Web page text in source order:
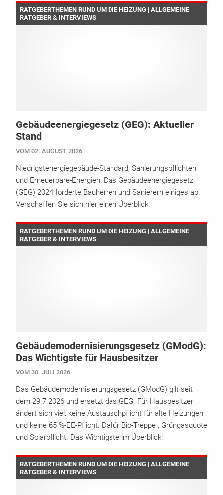
RATGEBERTHEMEN RUND UM DIE HEIZUNG | ALLGEMEINE
RATGEBER & INTERVIEWS
Gebäudeenergiegesetz (GEG): Aktueller
Stand
VOM 02. AUGUST 2026
Niedrigstenergiegebäude-Standard, Sanierungspflichten
und Erneuerbare-Energien: Das Gebäudeenergiegesetz
(GEG) 2024 forderte Bauherren und Sanierern einiges ab.
Verschaffen Sie sich hier einen Überblick!
RATGEBERTHEMEN RUND UM DIE HEIZUNG | ALLGEMEINE
RATGEBER & INTERVIEWS
Gebäudemodernisierungsgesetz (GModG):
Das Wichtigste für Hausbesitzer
VOM 30. JULI 2026
Das Gebäudemodernisierungsgesetz (GModG) gilt seit
dem 29.7.2026 und ersetzt das GEG. Für Hausbesitzer
ändert sich viel: keine Austauschpflicht für alte Heizungen
und keine 65 %-EE-Pflicht. Dafür Bio-Treppe , Grüngasquote
und Solarpflicht. Das Wichtigste im Überblick!
RATGEBERTHEMEN RUND UM DIE HEIZUNG | ALLGEMEINE
RATGEBER & INTERVIEWS